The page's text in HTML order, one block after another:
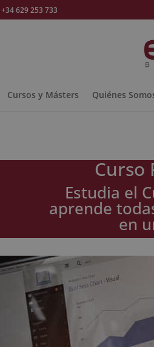
+34 629 253 733
Cursos y Másters Quiénes
Curso
Estudia el
aprende
en